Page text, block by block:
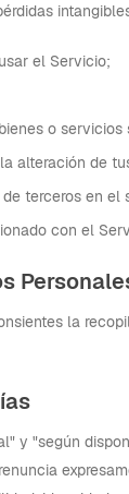
el Servicio;
o servicios
alteración de
terceros en el
con el
la
y "según